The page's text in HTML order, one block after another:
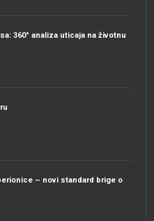
360° analiza uticaja na životnu
– novi standard brige o